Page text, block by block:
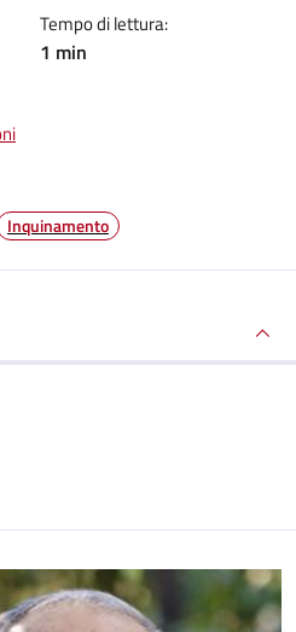
Tempo di lettura:
1 min
Inquinamento